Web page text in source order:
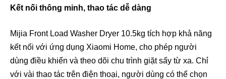
Kết nối thông minh, thao tác dễ dàng
Mijia Front Load Washer Dryer 10.5kg tích hợp khả năng
kết nối với ứng dụng Xiaomi Home, cho phép người
dùng điều khiển và theo dõi chu trình giặt sấy từ xa. Chỉ
với vài thao tác trên điện thoại, người dùng có thể chọn